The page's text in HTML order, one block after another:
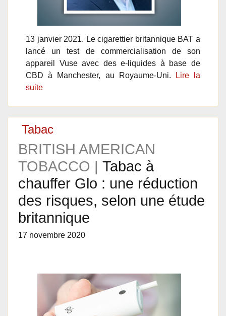
13 janvier 2021. Le cigarettier britannique BAT a
lancé un test de commercialisation de son
appareil Vuse avec des e-liquides à base de
CBD à Manchester, au Royaume-Uni.
Lire la
suite
Tabac
BRITISH AMERICAN
TOBACCO | Tabac à
chauffer Glo : une réduction
des risques, selon une étude
britannique
17 novembre 2020